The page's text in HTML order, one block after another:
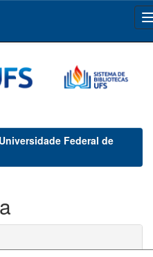
Federal de